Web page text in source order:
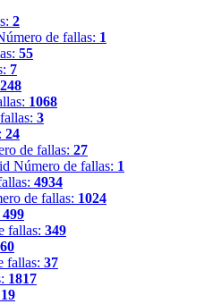
2
de fallas: 1
55
7
248
1068
3
24
de fallas: 27
Número de fallas: 1
4934
de fallas: 1024
499
fallas: 349
60
fallas: 37
1817
19